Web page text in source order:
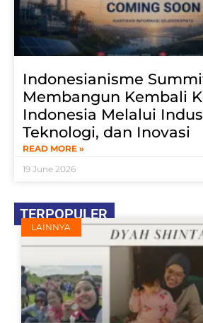
Indonesianisme
Membangun Kembali
Indonesia Melalui
Teknologi, dan Inovasi
READ MORE »
19 June 2026
TERPOPULER
LAINNYA